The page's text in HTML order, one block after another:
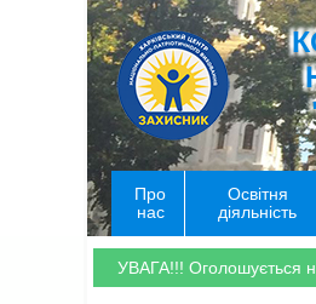
Про
нас
Освітня
діяльність
УВАГА!!! Оголошується